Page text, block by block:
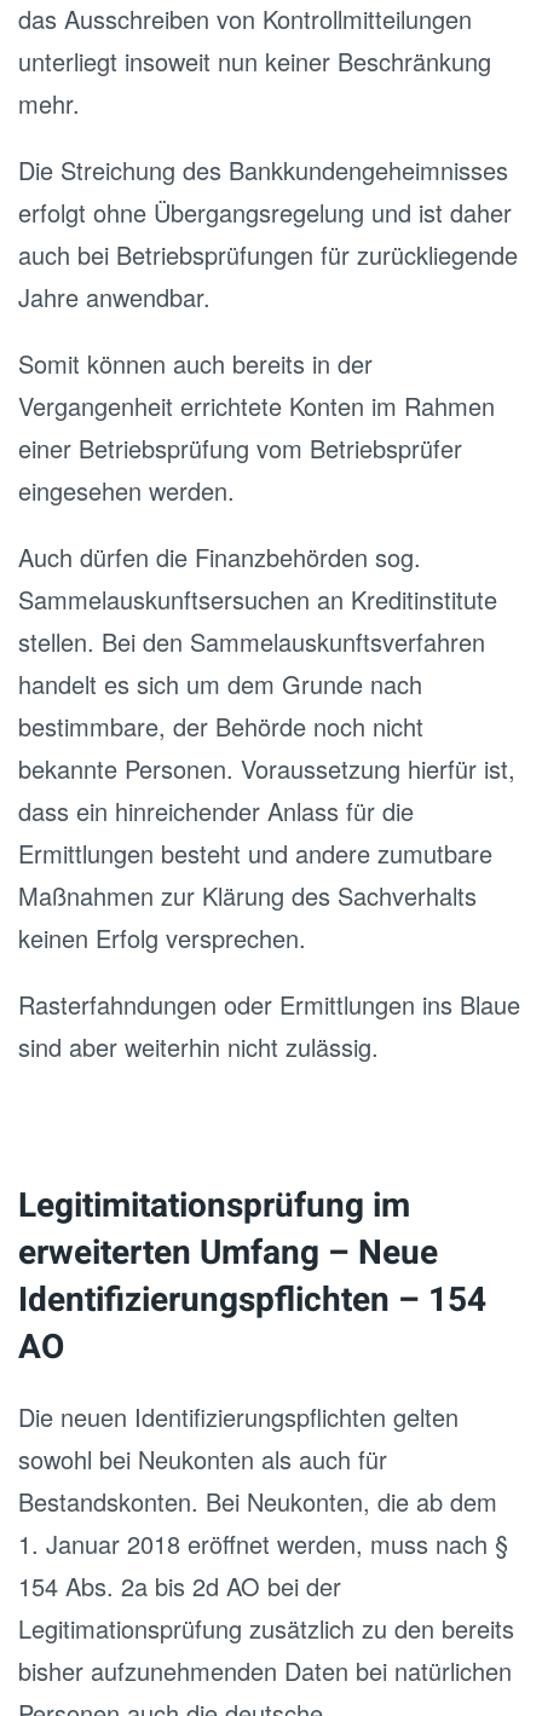
das Ausschreiben von Kontrollmitteilungen
unterliegt insoweit nun keiner Beschränkung
mehr.
Die Streichung des Bankkundengeheimnisses
erfolgt ohne Übergangsregelung und ist daher
auch bei Betriebsprüfungen für zurückliegende
Jahre anwendbar.
Somit können auch bereits in der
Vergangenheit errichtete Konten im Rahmen
einer Betriebsprüfung vom Betriebsprüfer
eingesehen werden.
Auch dürfen die Finanzbehörden sog.
Sammelauskunftsersuchen an Kreditinstitute
stellen. Bei den Sammelauskunftsverfahren
handelt es sich um dem Grunde nach
bestimmbare, der Behörde noch nicht
bekannte Personen. Voraussetzung hierfür ist,
dass ein hinreichender Anlass für die
Ermittlungen besteht und andere zumutbare
Maßnahmen zur Klärung des Sachverhalts
keinen Erfolg versprechen.
Rasterfahndungen oder Ermittlungen ins Blaue
sind aber weiterhin nicht zulässig.
Legitimitationsprüfung im
erweiterten Umfang – Neue
Identifizierungspflichten – 154
AO
Die neuen Identifizierungspflichten gelten
sowohl bei Neukonten als auch für
Bestandskonten. Bei Neukonten, die ab dem
1. Januar 2018 eröffnet werden, muss nach §
154 Abs. 2a bis 2d AO bei der
Legitimationsprüfung zusätzlich zu den bereits
bisher aufzunehmenden Daten bei natürlichen